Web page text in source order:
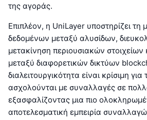
της αγοράς.
Επιπλέον, η UniLayer υποστηρίζει τη
δεδομένων μεταξύ αλυσίδων,
μετακίνηση περιουσιακών
μεταξύ διαφορετικών δικτύων
διαλειτουργικότητα είναι κρίσιμη
ασχολούνται με συναλλαγές σε
εξασφαλίζοντας μια πιο
αποτελεσματική εμπειρία